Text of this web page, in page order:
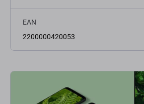
EAN
2200000420053